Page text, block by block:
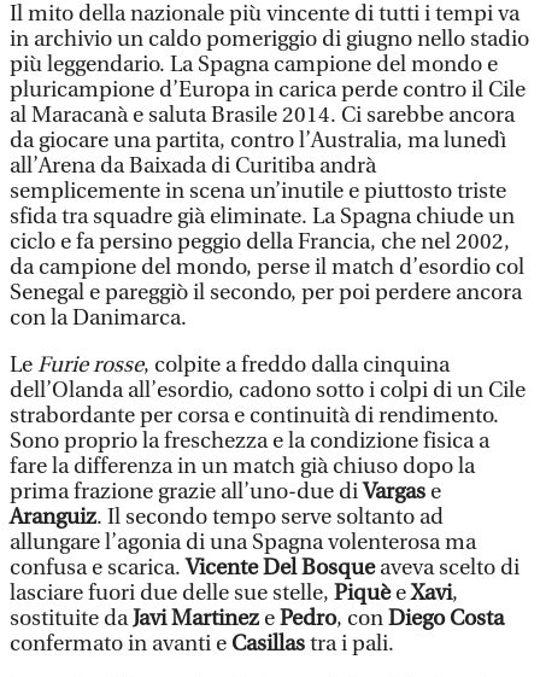
Il mito della nazionale più vincente di tutti i tempi va
in archivio un caldo pomeriggio di giugno nello stadio
più leggendario. La Spagna campione del mondo e
pluricampione d’Europa in carica perde contro il Cile
al Maracanà e saluta Brasile 2014. Ci sarebbe ancora
da giocare una partita, contro l’Australia, ma lunedì
all’Arena da Baixada di Curitiba andrà
semplicemente in scena un’inutile e piuttosto triste
sfida tra squadre già eliminate. La Spagna chiude un
ciclo e fa persino peggio della Francia, che nel 2002,
da campione del mondo, perse il match d’esordio col
Senegal e pareggiò il secondo, per poi perdere ancora
con la Danimarca.
LeFurie rosse, colpite a freddo dalla cinquina
dell’Olanda all’esordio, cadono sotto i colpi di un Cile
strabordante per corsa e continuità di rendimento.
Sono proprio la freschezza e la condizione fisica a
fare la differenza in un match già chiuso dopo la
prima frazione grazie all’uno-due diVargas e
Aranguiz. Il secondo tempo serve soltanto ad
allungare l’agonia di una Spagna volenterosa ma
confusa e scarica.Vicente Del Bosqueaveva scelto di
lasciare fuori due delle sue stelle, PiquèeXavi,
sostituite daJavi Martinez ePedro, conDiego Costa
confermato in avanti e Casillastra i pali.